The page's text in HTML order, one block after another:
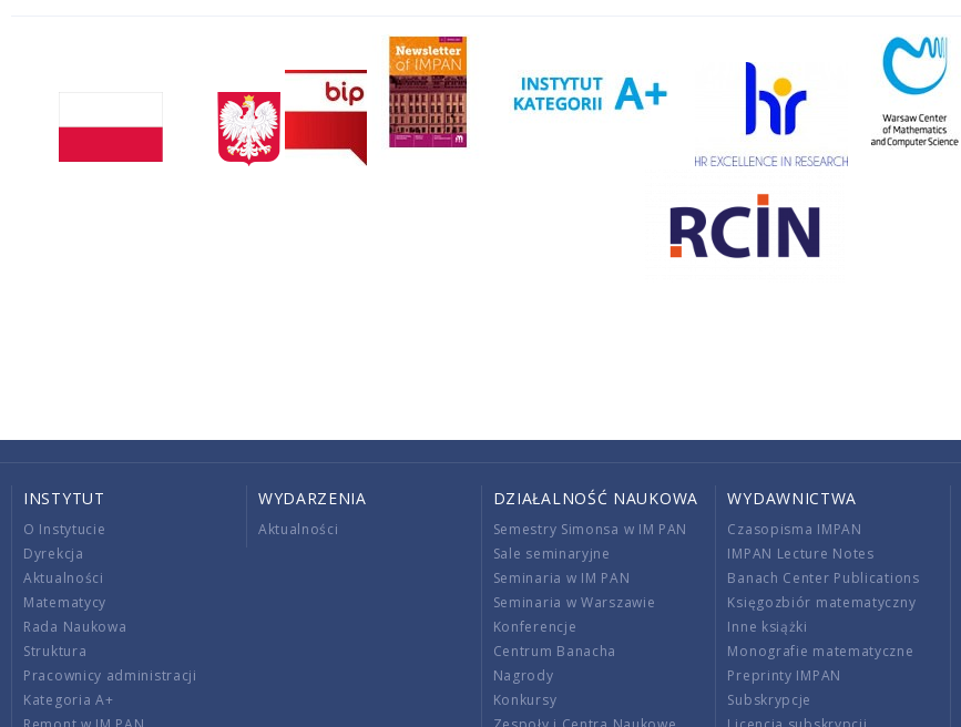
INSTYTUT
O Instytucie
Dyrekcja
Aktualności
Matematycy
Rada Naukowa
Struktura
Pracownicy administracji
Kategoria A+
WYDARZENIA
Aktualności
DZIAŁALNOŚĆ NAUKOWA
Semestry Simonsa w IM PAN
Sale seminaryjne
Seminaria w IM PAN
Seminaria w Warszawie
Konferencje
Centrum Banacha
Nagrody
Konkursy
WYDAWNICTWA
Czasopisma IMPAN
IMPAN Lecture Notes
Banach Center Publications
Księgozbiór matematyczny
Inne książki
Monografie matematyczne
Preprinty IMPAN
Subskrypcje